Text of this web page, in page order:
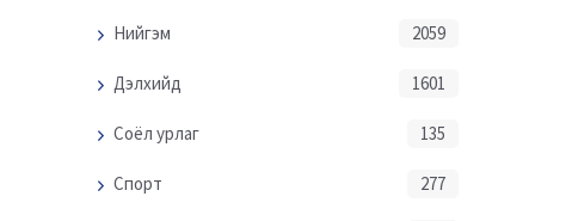
Нийгэм 2059
Дэлхийд 1601
Соёл урлаг 135
Спорт 277